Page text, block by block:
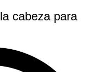
cabeza para